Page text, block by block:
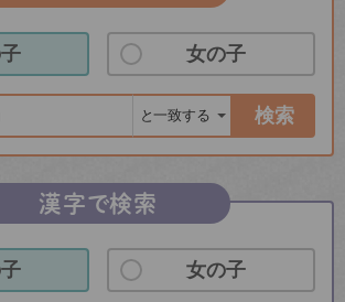
女の子
検索
漢字で検索
女の子